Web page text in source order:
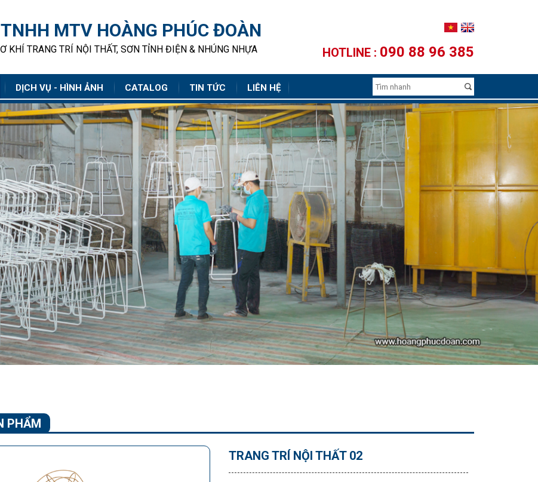
MTV HOÀNG PHÚC ĐOÀN
KHÍ TRANG TRÍ NỘI THẤT, SƠN TỈNH ĐIỆN & NHÚNG NHỰA HOTLINE : 090 88 96 385
DỊCH VỤ - HÌNH ẢNH CATALOG TIN TỨC LIÊN HỆ
PHẨM
TRANG TRÍ NỘI THẤT 02